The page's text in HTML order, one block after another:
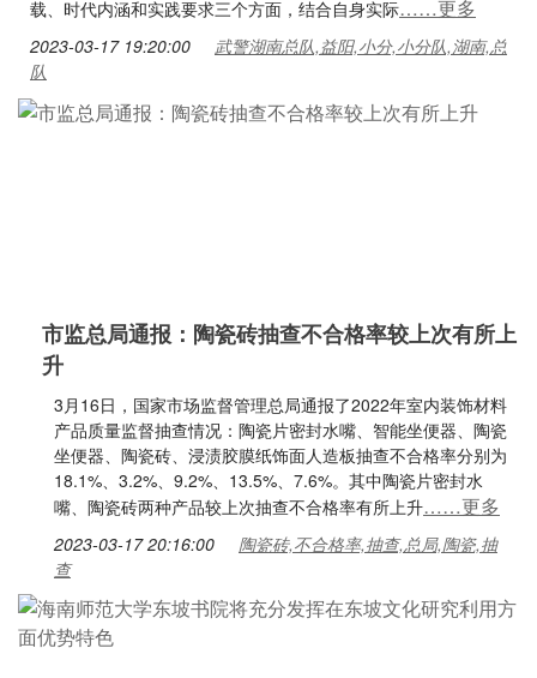
载、时代内涵和实践要求三个方面，结合自身实际……更多
2023-03-17 19:20:00
武警湖南总队,益阳,小分,小分队,湖南,总
队
市监总局通报：陶瓷砖抽查不合格率较上次有所上
升
3月16日，国家市场监督管理总局通报了2022年室内装饰材料
产品质量监督抽查情况：陶瓷片密封水嘴、智能坐便器、陶瓷
坐便器、陶瓷砖、浸渍胶膜纸饰面人造板抽查不合格率分别为
18.1%、3.2%、9.2%、13.5%、7.6%。其中陶瓷片密封水
嘴、陶瓷砖两种产品较上次抽查不合格率有所上升……更多
2023-03-17 20:16:00
陶瓷砖,不合格率,抽查,总局,陶瓷,抽
查